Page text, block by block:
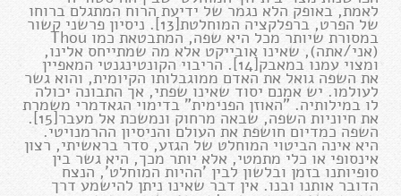
לאמת, באופק הלא נגמר של ידיעת הרוח המתגלם ברוחו
של הפרט, ברפלקציה המוחלטת[13]. ניסיון פרשני קשור
במסורת שיותר מכל היא שפה, המתבטאת כמו Thou
(אני/אתה), שאינו אובייקט אלא מה שמתייחס אלינו,
ומצוי עמנו במאבק[14]. הריבוי הקונטינגנטי המאפיין
את השפה גואל את האדם ממוגבלותו הקיומית, והוא גשר
לעולמו. יש אמנם יסוד שאינו שפתי, אך התבונה יכולה
לו במילותיה. "האוזן הפנימית" בדימוי הגאדמרי משמרת
את חיוניות השפה, שבאה מרחוק ונמשכת אל מעבר[15].
השפה כמדיום חושפת את העולם והניסיון ההרמנויטי.
היא אינה הביטוי המוחלט של הגזע, סדר בראשיתי, רצון
אינסופי או כלי מתמטי, אלא יותר מכך, היא גשר בין
סופיותנו בזמן ובלשון לבין 'ההיות המוחלט', הנצח
הדובר אותנו ובנו. אין דבר שאינו ניתן להישמע דרך